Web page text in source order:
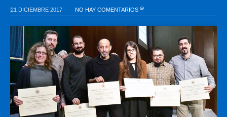
21 DICIEMBRE 2017 NO HAY COMENTARIOS